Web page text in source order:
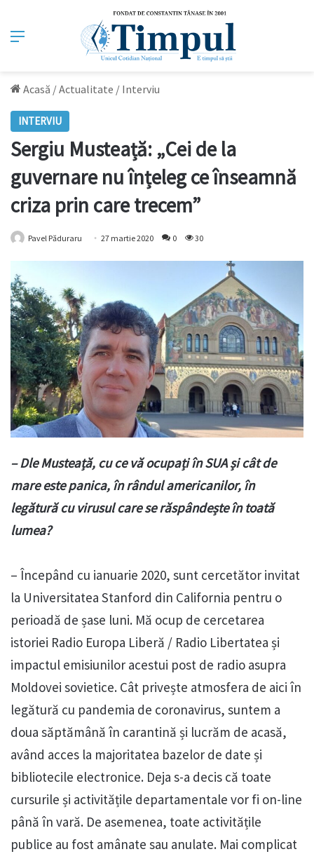
Meniu
Acasă /Actualitate / Interviu
INTERVIU
Sergiu Musteață: „Cei de la
guvernare nu înțeleg ce înseamnă
criza prin care trecem”
Pavel Păduraru 27 martie 2020 0 30
– Dle Musteață, cu ce vă ocupați în SUA și cât de
mare este panica, în rândul americanilor, în
legătură cu virusul care se răspândește în toată
lumea?
– Începând cu ianuarie 2020, sunt cercetător invitat
la Universitatea Stanford din California pentru o
perioadă de șase luni. Mă ocup de cercetarea
istoriei Radio Europa Liberă / Radio Libertatea și
impactul emisiunilor acestui post de radio asupra
Moldovei sovietice. Cât privește atmosfera de aici în
legătură cu pandemia de coronavirus, suntem a
doua săptămână în carantină și lucrăm de acasă,
având acces la majoritatea bazelor de date și
bibliotecile electronice. Deja s-a decis că toate
cursurile și activitățile departamentale vor fi on-line
până în vară. De asemenea, toate activitățile
publice au fost amânate sau anulate. Mai complicat